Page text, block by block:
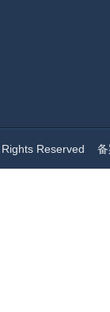
Rights Reserved